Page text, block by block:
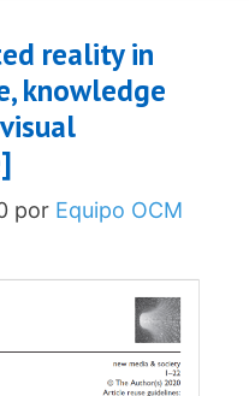
reality in
knowledge
por Equipo OCM